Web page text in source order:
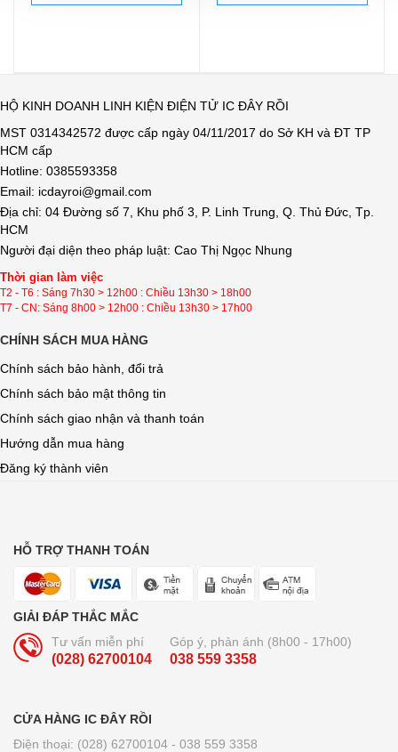
HỘ KINH DOANH LINH KIỆN ĐIỆN TỬ IC ĐÂY RỒI
MST 0314342572 được cấp ngày 04/11/2017 do Sở KH và ĐT TP
HCM cấp
Hotline: 0385593358
Email: icdayroi@gmail.com
Địa chỉ: 04 Đường số 7, Khu phố 3, P. Linh Trung, Q. Thủ Đức, Tp.
HCM
Người đại diện theo pháp luật: Cao Thị Ngọc Nhung
Thời gian làm việc
T2 - T6 : Sáng 7h30 > 12h00 : Chiều 13h30 > 18h00
T7 - CN: Sáng 8h00 > 12h00 : Chiều 13h30 > 17h00
CHÍNH SÁCH MUA HÀNG
Chính sách bảo hành, đổi trả
Chính sách bảo mật thông tin
Chính sách giao nhận và thanh toán
Hướng dẫn mua hàng
Đăng ký thành viên
HỖ TRỢ THANH TOÁN
GIẢI ĐÁP THẮC MẮC
Tư vấn miễn phí
(028) 62700104
Góp ý, phản ánh (8h00 - 17h00)
038 559 3358
CỬA HÀNG IC ĐÂY RỒI
Điện thoại: (028) 62700104 - 038 559 3358